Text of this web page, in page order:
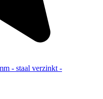
- staal verzinkt -